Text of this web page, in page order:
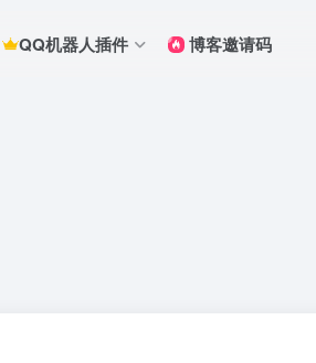
QQ机器人插件 博客邀请码